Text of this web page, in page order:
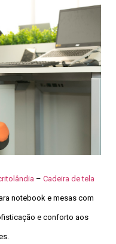
– Cadeira de tela
notebook e mesas com
e conforto aos